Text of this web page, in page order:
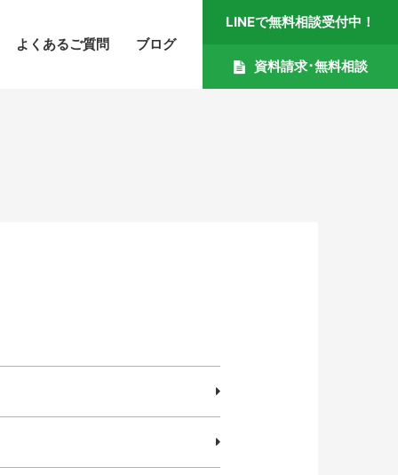
よくあるご質問 ブログ
LINEで無料相談受付中！
資料請求･無料相談